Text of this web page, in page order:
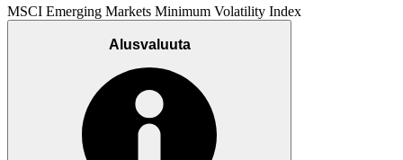
MSCI Emerging Markets Minimum Volatility Index
Alusvaluuta